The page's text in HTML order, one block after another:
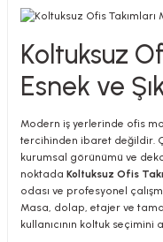
Office Furniture Sets
Set
Sofas
Koltuksuz
Esnek ve
Modern iş yerlerinde ofis
tercihinden ibaret değildir.
kurumsal görünümü ve
noktada Koltuksuz Ofis
odası ve profesyonel
Masa, dolap, etajer ve
kullanıcının koltuk seçimini